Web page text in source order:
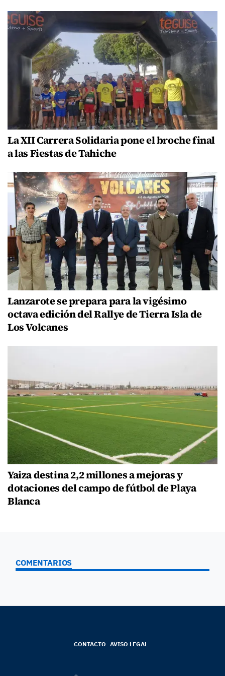
La XII Carrera Solidaria pone el broche final
a las Fiestas de Tahiche
Lanzarote se prepara para la vigésimo
octava edición del Rallye de Tierra Isla de
Los Volcanes
Yaiza destina 2,2 millones a mejoras y
dotaciones del campo de fútbol de Playa
Blanca
COMENTARIOS
CONTACTO AVISO LEGAL